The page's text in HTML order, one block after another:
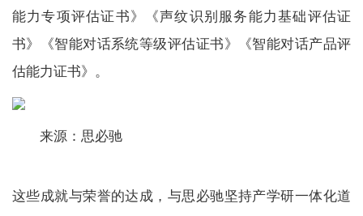
能力专项评估证书》《声纹识别服务能力基础评估证
书》《智能对话系统等级评估证书》《智能对话产品评
估能力证书》。
来源：思必驰
这些成就与荣誉的达成，与思必驰坚持产学研一体化道